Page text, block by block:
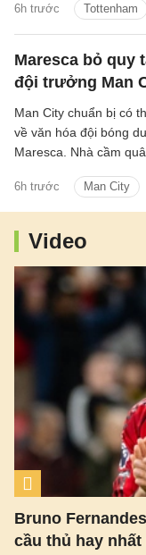
6h trước Tottenham
Maresca bỏ quy
đội trưởng Man
6h trước Man City
Man City chuẩn bị có
về văn hóa đội bóng
Maresca. Nhà cầm
chọn đội trưởng từng
Guardiola duy trì trong
Video
Bruno
cầu thủ hay nhất